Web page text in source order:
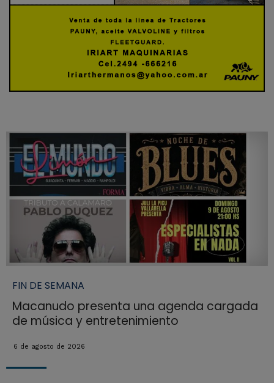
FIN DE SEMANA
Macanudo presenta una agenda cargada
de música y entretenimiento
6 de agosto de 2026